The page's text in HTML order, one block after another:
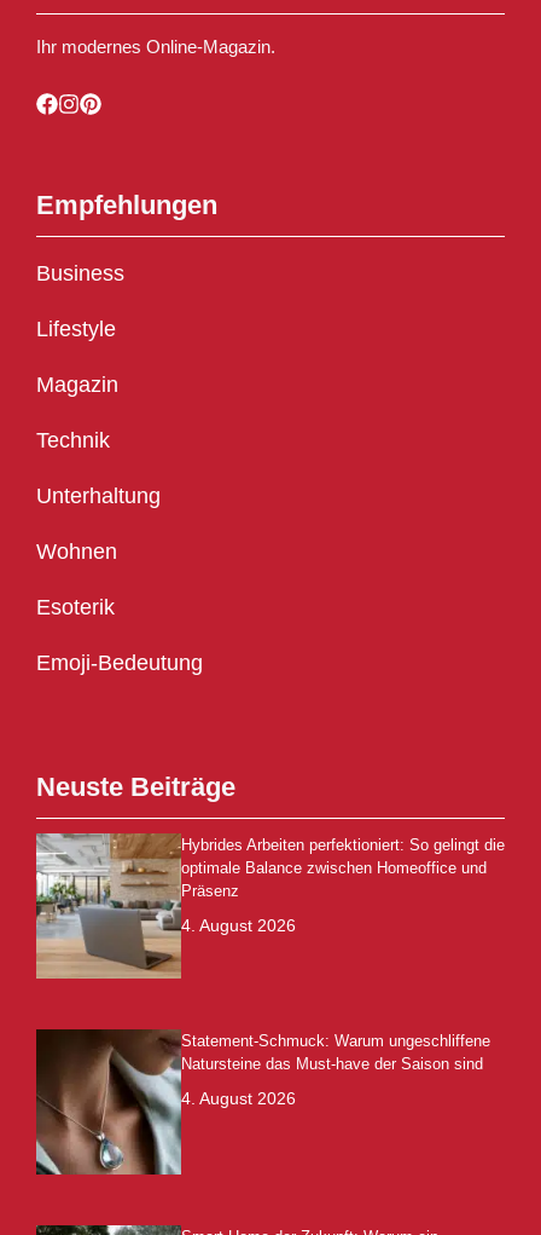
Ihr modernes Online-Magazin.
Empfehlungen
Business
Lifestyle
Magazin
Technik
Unterhaltung
Wohnen
Esoterik
Emoji-Bedeutung
Neuste Beiträge
Hybrides Arbeiten perfektioniert: So gelingt die
optimale Balance zwischen Homeoffice und
Präsenz
4. August 2026
Statement-Schmuck: Warum ungeschliffene
Natursteine das Must-have der Saison sind
4. August 2026